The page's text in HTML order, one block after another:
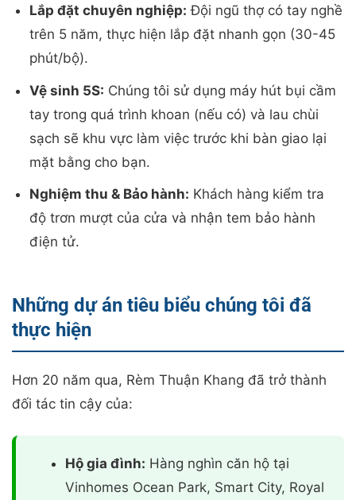
Lắp đặt chuyên nghiệp: Đội ngũ thợ có tay nghề
trên 5 năm, thực hiện lắp đặt nhanh gọn (30-45
phút/bộ).
Vệ sinh 5S: Chúng tôi sử dụng máy hút bụi cầm
tay trong quá trình khoan (nếu có) và lau chùi
sạch sẽ khu vực làm việc trước khi bàn giao lại
mặt bằng cho bạn.
Nghiệm thu & Bảo hành: Khách hàng kiểm tra
độ trơn mượt của cửa và nhận tem bảo hành
điện tử.
Những dự án tiêu biểu chúng tôi đã
thực hiện
Hơn 20 năm qua, Rèm Thuận Khang đã trở thành
đối tác tin cậy của:
Hộ gia đình: Hàng nghìn căn hộ tại
Vinhomes Ocean Park, Smart City, Royal